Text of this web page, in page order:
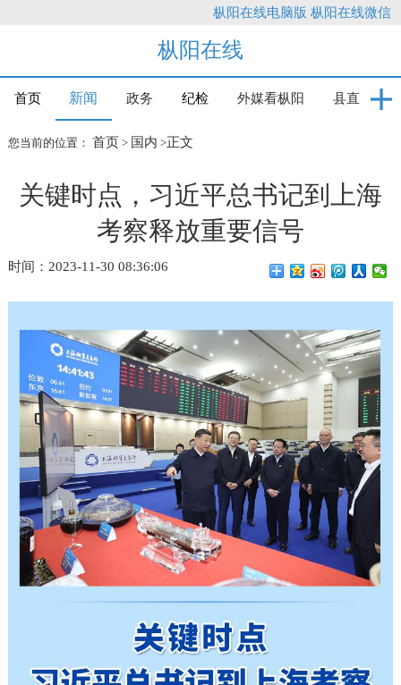
枞阳在线电脑版 枞阳在线微信
枞阳在线
首页 新闻 政务 纪检 外媒看枞阳 县直
您当前的位置： 首页 > 国内 >正文
关键时点，习近平总书记到上海
考察释放重要信号
时间：2023-11-30 08:36:06